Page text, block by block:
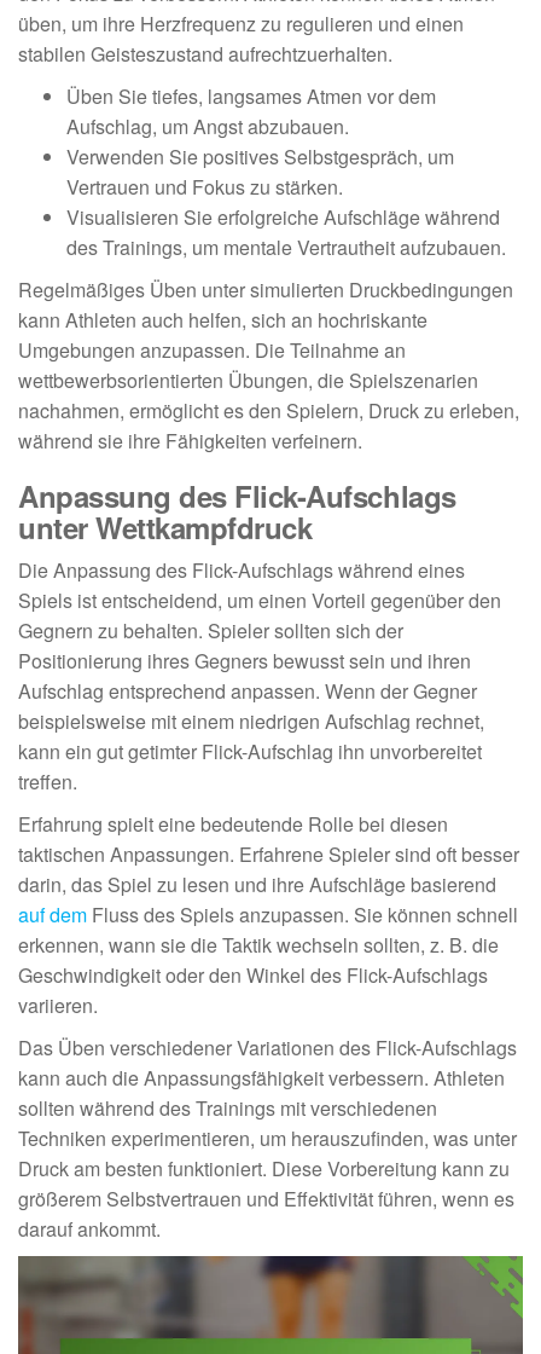
üben, um ihre Herzfrequenz zu regulieren und einen
stabilen Geisteszustand aufrechtzuerhalten.
Üben Sie tiefes, langsames Atmen vor dem
Aufschlag, um Angst abzubauen.
Verwenden Sie positives Selbstgespräch, um
Vertrauen und Fokus zu stärken.
Visualisieren Sie erfolgreiche Aufschläge während
des Trainings, um mentale Vertrautheit aufzubauen.
Regelmäßiges Üben unter simulierten Druckbedingungen
kann Athleten auch helfen, sich an hochriskante
Umgebungen anzupassen. Die Teilnahme an
wettbewerbsorientierten Übungen, die Spielszenarien
nachahmen, ermöglicht es den Spielern, Druck zu erleben,
während sie ihre Fähigkeiten verfeinern.
Anpassung des Flick-Aufschlags
unter Wettkampfdruck
Die Anpassung des Flick-Aufschlags während eines
Spiels ist entscheidend, um einen Vorteil gegenüber den
Gegnern zu behalten. Spieler sollten sich der
Positionierung ihres Gegners bewusst sein und ihren
Aufschlag entsprechend anpassen. Wenn der Gegner
beispielsweise mit einem niedrigen Aufschlag rechnet,
kann ein gut getimter Flick-Aufschlag ihn unvorbereitet
treffen.
Erfahrung spielt eine bedeutende Rolle bei diesen
taktischen Anpassungen. Erfahrene Spieler sind oft besser
darin, das Spiel zu lesen und ihre Aufschläge basierend
auf dem Fluss des Spiels anzupassen. Sie können schnell
erkennen, wann sie die Taktik wechseln sollten, z. B. die
Geschwindigkeit oder den Winkel des Flick-Aufschlags
variieren.
Das Üben verschiedener Variationen des Flick-Aufschlags
kann auch die Anpassungsfähigkeit verbessern. Athleten
sollten während des Trainings mit verschiedenen
Techniken experimentieren, um herauszufinden, was unter
Druck am besten funktioniert. Diese Vorbereitung kann zu
größerem Selbstvertrauen und Effektivität führen, wenn es
darauf ankommt.